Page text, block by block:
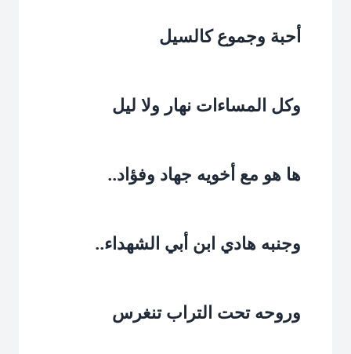
أحبة وجموع كالسيل‏
وكل المساءات نهار ولا ليل‏
ها هو مع أخويه جهاد وفؤاد..‏
وجنبه هادي ابن أبي الشهداء..‏
وروحه تحت التراب تنغرس‏